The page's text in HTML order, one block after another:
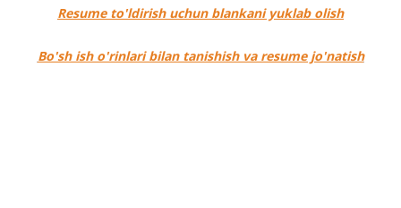
Resume to'ldirish uchun blankani yuklab olish
Bo'sh ish o'rinlari bilan tanishish va resume jo'natish